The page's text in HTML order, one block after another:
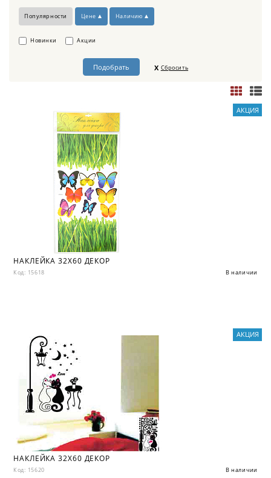
Популярности Цене Наличию
Сбросить
Новинки Акции
НАКЛЕЙКА 32X60 ДЕКОР
Код: 15618 В наличии
АКЦИЯ
НАКЛЕЙКА 32X60 ДЕКОР
Код: 15620 В наличии
АКЦИЯ